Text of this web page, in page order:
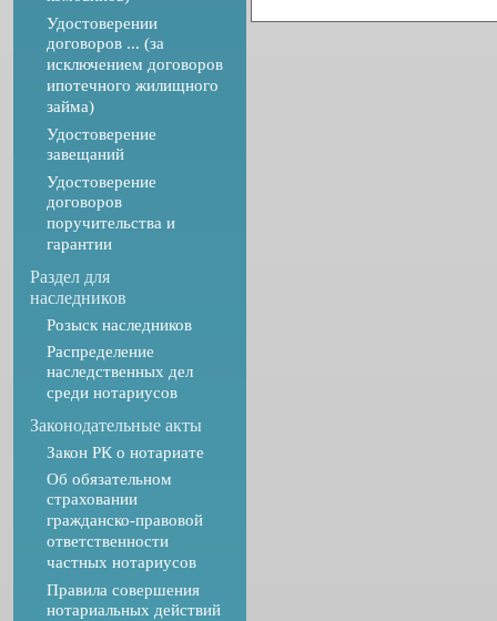
Удостоверении
договоров ... (за
исключением договоров
ипотечного жилищного
займа)
Удостоверение
завещаний
Удостоверение
договоров
поручительства и
гарантии
Раздел для
наследников
Розыск наследников
Распределение
наследственных дел
среди нотариусов
Законодательные акты
Закон РК о нотариате
Об обязательном
страховании
гражданско-правовой
ответственности
частных нотариусов
Правила совершения
нотариальных действий